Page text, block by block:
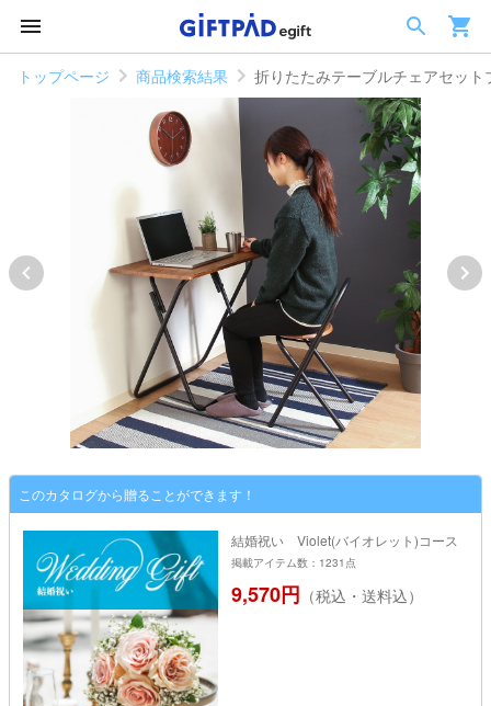
トップページ 商品検索結果 折りたたみテーブルチェアセット
このカタログから贈ることができます！
結婚祝い Violet(バイオレット)コース
掲載アイテム数：1231点
9,570円 （税込・送料込）